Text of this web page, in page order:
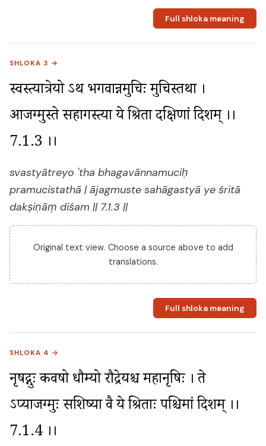
Full shloka meaning
SHLOKA 3 →
स्वस्त्यात्रेयो ऽथ भगवान्नमुचिः प्रमुचिस्तथा ।
आजग्मुस्ते सहागस्त्या ये श्रिता दक्षिणां दिशम् ।।
7.1.3 ।।
svastyātreyo 'tha bhagavānnamuciḥ
pramucistathā | ājagmuste sahāgastyā ye śritā
dakṣiṇāṃ diśam || 7.1.3 ||
Original text view. Choose a source above to add
translations.
Full shloka meaning
SHLOKA 4 →
नृषद्गुः कवषो धौम्यो रौद्रेयश्च महानृषिः । ते
ऽप्याजग्मुः सशिष्या वै ये श्रिताः पश्चिमां दिशम् ।।
7.1.4 ।।